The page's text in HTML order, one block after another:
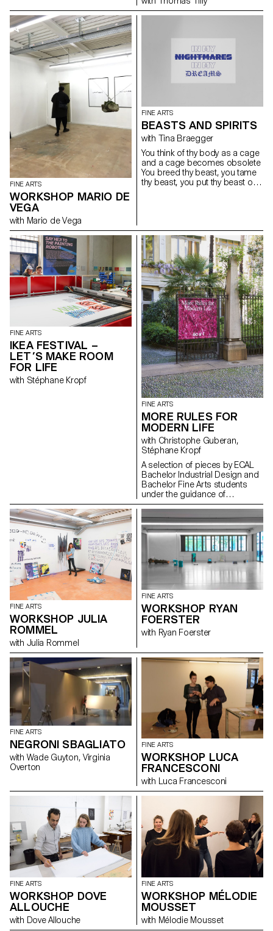
FINE ARTS
WORKSHOP MARIO DE
VEGA
with Mario de Vega
FINE ARTS
BEASTS AND SPIRITS
with Tina Braegger
You think of thy body as a cage
and a cage becomes obsolete
You breed thy beast, you tame
thy beast, you put thy beast on
trap thy beast inside Thy body a
cage, the cage obsolete, thy
beast be trapped inside
FINE ARTS
IKEA FESTIVAL –
LET’S MAKE ROOM
FOR LIFE
with Stéphane Kropf
FINE ARTS
MORE RULES FOR
MODERN LIFE
with Christophe Guberan,
Stéphane Kropf
A selection of pieces by ECAL
Bachelor Industrial Design and
Bachelor Fine Arts students
under the guidance of
Christophe Guberan and
curated by John M Armleder.
FINE ARTS
WORKSHOP JULIA
ROMMEL
with Julia Rommel
FINE ARTS
WORKSHOP RYAN
FOERSTER
with Ryan Foerster
FINE ARTS
NEGRONI SBAGLIATO
with Wade Guyton, Virginia
Overton
FINE ARTS
WORKSHOP LUCA
FRANCESCONI
with Luca Francesconi
FINE ARTS
WORKSHOP DOVE
ALLOUCHE
with Dove Allouche
FINE ARTS
WORKSHOP MÉLODIE
MOUSSET
with Mélodie Mousset